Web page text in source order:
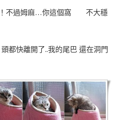
！不過姆麻…你這個窩 不大穩
都快離開了..我的尾巴 還在洞門